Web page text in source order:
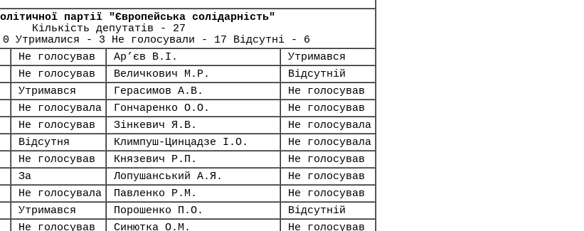
партії "Європейська солідарність"
Кількість депутатів - 27
Утрималися - 3 Не голосували - 17 Відсутні - 6
Не голосував Ар’єв В.І.
Утримався
Не голосував Величкович М.Р.
Відсутній
Утримався Герасимов А.В.
Не голосував
Не голосувала Гончаренко О.О.
Не голосував
Не голосував Зінкевич Я.В.
Не голосувала
Відсутня Климпуш-Цинцадзе І.О.
Не голосувала
Не голосував Князевич Р.П.
Не голосував
За Лопушанський А.Я.
Не голосував
Не голосувала Павленко Р.М.
Не голосував
Утримався Порошенко П.О.
Відсутній
Не голосував Синютка О.М.
Не голосував